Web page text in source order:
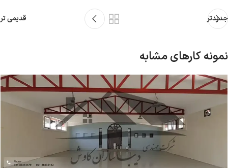
جدیدتر قدیمی تر
نمونه کارهای مشابه